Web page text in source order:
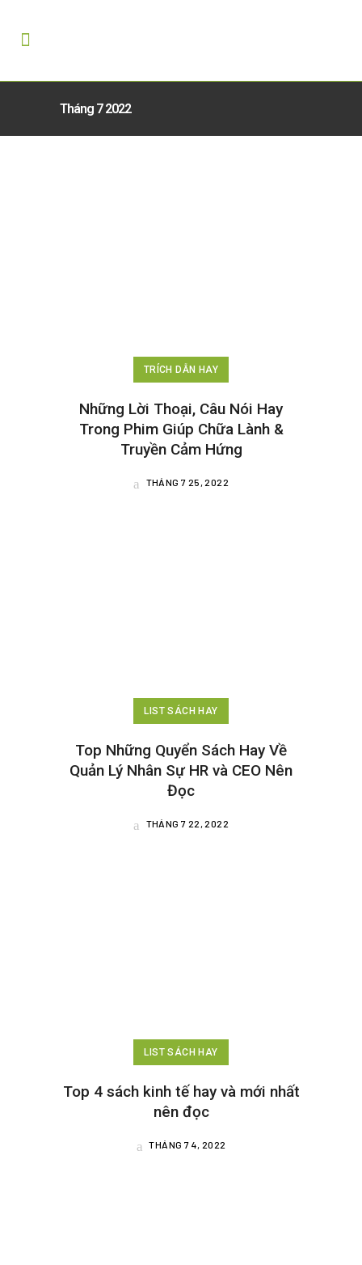
Tháng 7 2022
TRÍCH DẪN HAY
Những Lời Thoại, Câu Nói Hay
Trong Phim Giúp Chữa Lành &
Truyền Cảm Hứng
THÁNG 7 25, 2022
LIST SÁCH HAY
Top Những Quyển Sách Hay Về
Quản Lý Nhân Sự HR và CEO Nên
Đọc
THÁNG 7 22, 2022
LIST SÁCH HAY
Top 4 sách kinh tế hay và mới nhất
nên đọc
THÁNG 7 4, 2022